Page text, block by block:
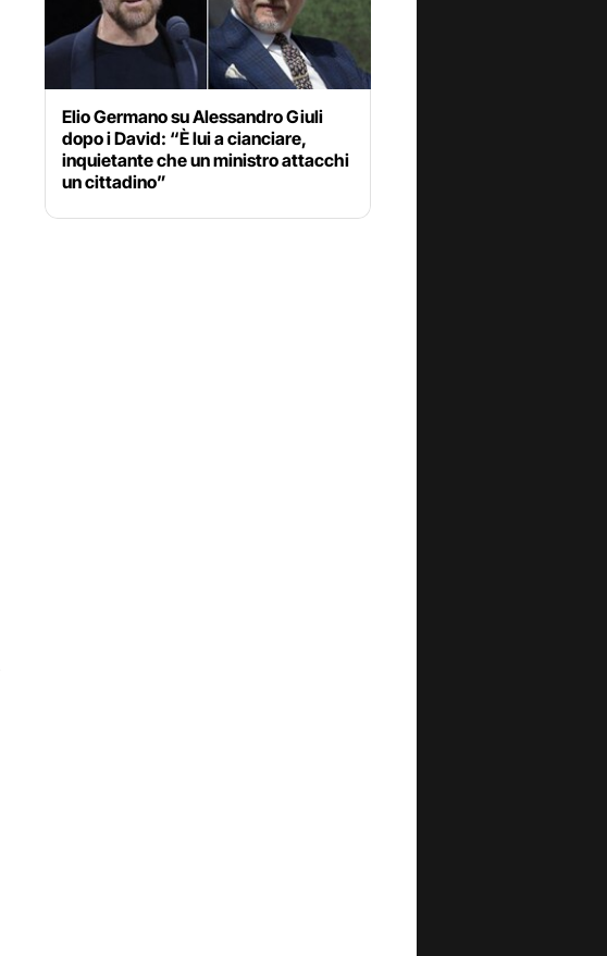
Elio Germano su Alessandro Giuli
dopo i David: “È lui a cianciare,
inquietante che un ministro attacchi
un cittadino”